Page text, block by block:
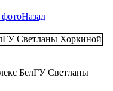
Назад
БелГУ Светланы